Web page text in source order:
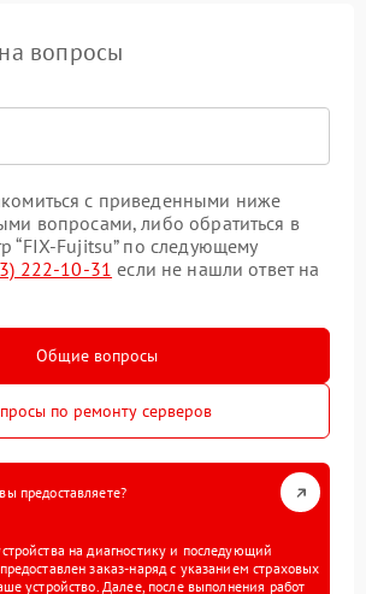
вопросы
с приведенными ниже
вопросами, либо обратиться в
“FIX-Fujitsu” по следующему
222-10-31 если не нашли ответ на
Общие вопросы
по ремонту серверов
предоставляете?
на диагностику и последующий
заказ-наряд с указанием страховых
устройство. Далее, после выполнения работ